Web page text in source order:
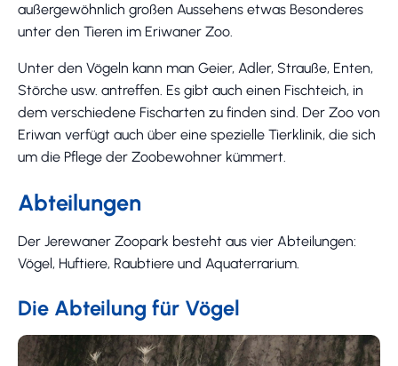
außergewöhnlich großen Aussehens etwas Besonderes
unter den Tieren im Eriwaner Zoo.
Unter den Vögeln kann man Geier, Adler, Strauße, Enten,
Störche usw. antreffen. Es gibt auch einen Fischteich, in
dem verschiedene Fischarten zu finden sind. Der Zoo von
Eriwan verfügt auch über eine spezielle Tierklinik, die sich
um die Pflege der Zoobewohner kümmert.
Abteilungen
Der Jerewaner Zoopark besteht aus vier Abteilungen:
Vögel, Huftiere, Raubtiere und Aquaterrarium.
Die Abteilung für Vögel